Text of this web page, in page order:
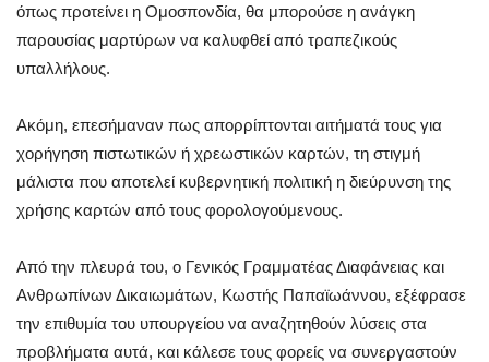
όπως προτείνει η Ομοσπονδία, θα μπορούσε η ανάγκη
παρουσίας μαρτύρων να καλυφθεί από τραπεζικούς
υπαλλήλους.
Ακόμη, επεσήμαναν πως απορρίπτονται αιτήματά τους για
χορήγηση πιστωτικών ή χρεωστικών καρτών, τη στιγμή
μάλιστα που αποτελεί κυβερνητική πολιτική η διεύρυνση της
χρήσης καρτών από τους φορολογούμενους.
Από την πλευρά του, ο Γενικός Γραμματέας Διαφάνειας και
Ανθρωπίνων Δικαιωμάτων, Κωστής Παπαϊωάννου, εξέφρασε
την επιθυμία του υπουργείου να αναζητηθούν λύσεις στα
προβλήματα αυτά, και κάλεσε τους φορείς να συνεργαστούν